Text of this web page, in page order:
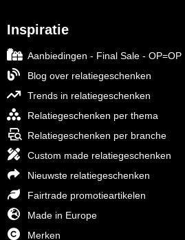
Inspiratie
Aanbiedingen - Final Sale - OP=OP
Blog over relatiegeschenken
Trends in relatiegeschenken
Relatiegeschenken per thema
Relatiegeschenken per branche
Custom made relatiegeschenken
Nieuwste relatiegeschenken
Fairtrade promotieartikelen
Made in Europe
Merken